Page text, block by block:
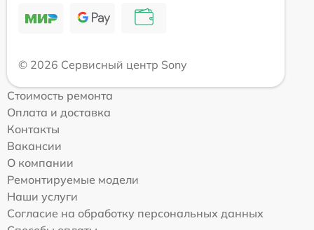
© 2026 Сервисный центр Sony
Стоимость ремонта
Оплата и доставка
Контакты
Вакансии
О компании
Ремонтируемые модели
Наши услуги
Согласие на обработку персональных данных